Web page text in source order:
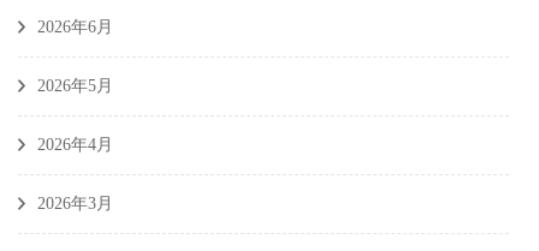
2026年6月
2026年5月
2026年4月
2026年3月